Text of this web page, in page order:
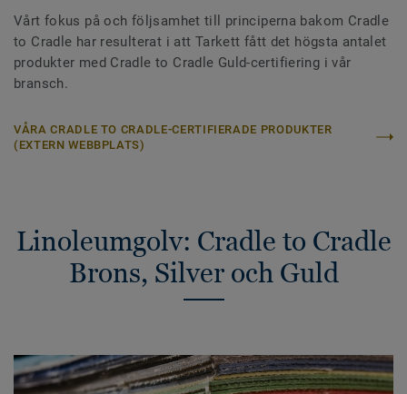
Vårt fokus på och följsamhet till principerna bakom Cradle
to Cradle har resulterat i att Tarkett fått det högsta antalet
produkter med Cradle to Cradle Guld-certifiering i vår
bransch.
VÅRA CRADLE TO CRADLE-CERTIFIERADE PRODUKTER
(EXTERN WEBBPLATS)
Linoleumgolv: Cradle to Cradle
Brons, Silver och Guld